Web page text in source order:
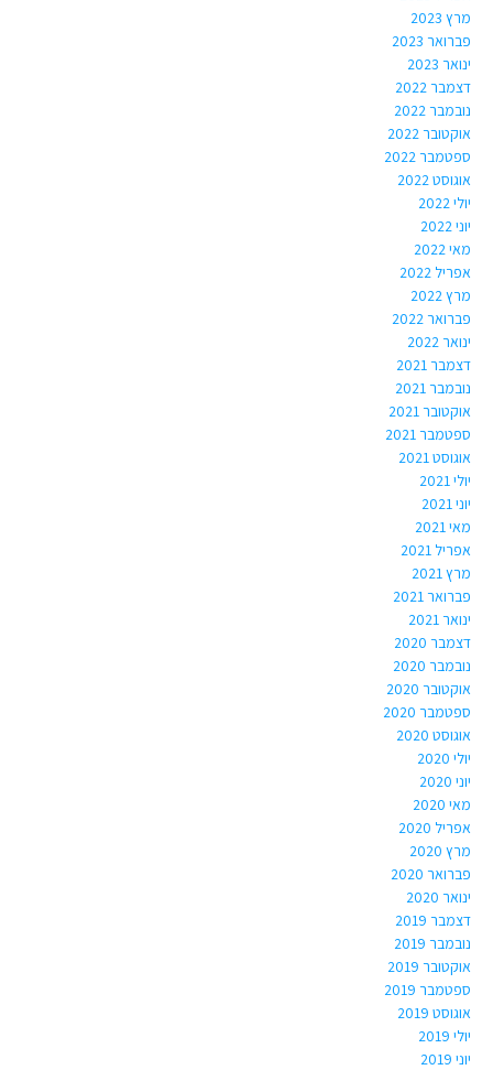
מרץ 2023
פברואר 2023
ינואר 2023
דצמבר 2022
נובמבר 2022
אוקטובר 2022
ספטמבר 2022
אוגוסט 2022
יולי 2022
יוני 2022
מאי 2022
אפריל 2022
מרץ 2022
פברואר 2022
ינואר 2022
דצמבר 2021
נובמבר 2021
אוקטובר 2021
ספטמבר 2021
אוגוסט 2021
יולי 2021
יוני 2021
מאי 2021
אפריל 2021
מרץ 2021
פברואר 2021
ינואר 2021
דצמבר 2020
נובמבר 2020
אוקטובר 2020
ספטמבר 2020
אוגוסט 2020
יולי 2020
יוני 2020
מאי 2020
אפריל 2020
מרץ 2020
פברואר 2020
ינואר 2020
דצמבר 2019
נובמבר 2019
אוקטובר 2019
ספטמבר 2019
אוגוסט 2019
יולי 2019
יוני 2019